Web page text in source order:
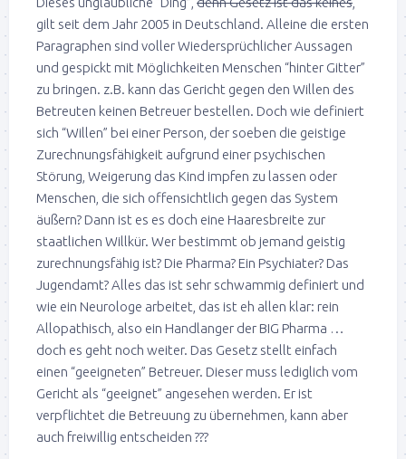
gilt seit dem Jahr 2005 in Deutschland. Alleine die ersten
Paragraphen sind voller Wiedersprüchlicher Aussagen
und gespickt mit Möglichkeiten Menschen “hinter Gitter”
zu bringen. z.B. kann das Gericht gegen den Willen des
Betreuten keinen Betreuer bestellen. Doch wie definiert
sich “Willen” bei einer Person, der soeben die geistige
Zurechnungsfähigkeit aufgrund einer psychischen
Störung, Weigerung das Kind impfen zu lassen oder
Menschen, die sich offensichtlich gegen das System
äußern? Dann ist es es doch eine Haaresbreite zur
staatlichen Willkür. Wer bestimmt ob jemand geistig
zurechnungsfähig ist? Die Pharma? Ein Psychiater? Das
Jugendamt? Alles das ist sehr schwammig definiert und
wie ein Neurologe arbeitet, das ist eh allen klar: rein
Allopathisch, also ein Handlanger der BIG Pharma …
doch es geht noch weiter. Das Gesetz stellt einfach
einen “geeigneten” Betreuer. Dieser muss lediglich vom
Gericht als “geeignet” angesehen werden. Er ist
verpflichtet die Betreuung zu übernehmen, kann aber
auch freiwillig entscheiden ???